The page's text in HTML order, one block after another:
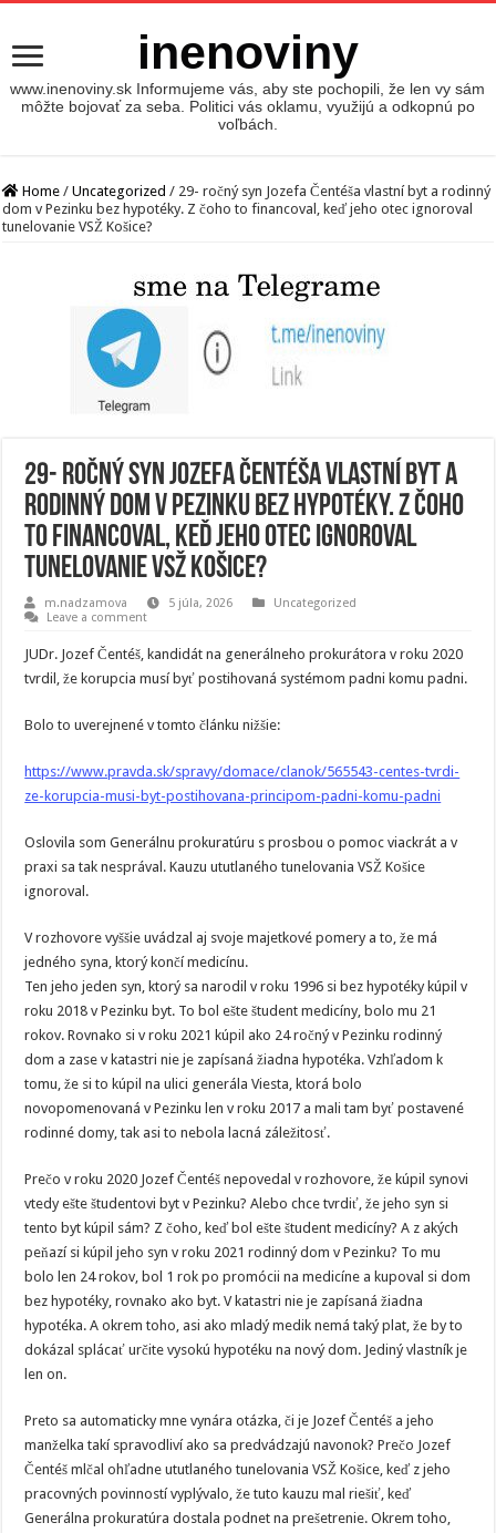
inenoviny
www.inenoviny.sk Informujeme vás, aby ste pochopili, že len vy sám
môžte bojovať za seba. Politici vás oklamu, využijú a odkopnú po
voľbách.
Home / Uncategorized / 29- ročný syn Jozefa Čentéša vlastní byt a rodinný
dom v Pezinku bez hypotéky. Z čoho to financoval, keď jeho otec ignoroval
tunelovanie VSŽ Košice?
29- ročný syn Jozefa Čentéša vlastní byt a
rodinný dom v Pezinku bez hypotéky. Z čoho
to financoval, keď jeho otec ignoroval
tunelovanie VSŽ Košice?
m.nadzamova 5 júla, 2026
Uncategorized
Leave a comment
JUDr. Jozef Čentéš, kandidát na generálneho prokurátora v roku 2020
tvrdil, že korupcia musí byť postihovaná systémom padni komu padni.
Bolo to uverejnené v tomto článku nižšie:
https://www.pravda.sk/spravy/domace/clanok/565543-centes-tvrdi-
ze-korupcia-musi-byt-postihovana-principom-padni-komu-padni
Oslovila som Generálnu prokuratúru s prosbou o pomoc viackrát a v
praxi sa tak nesprával. Kauzu ututlaného tunelovania VSŽ Košice
ignoroval.
V rozhovore vyššie uvádzal aj svoje majetkové pomery a to, že má
jedného syna, ktorý končí medicínu.
Ten jeho jeden syn, ktorý sa narodil v roku 1996 si bez hypotéky kúpil v
roku 2018 v Pezinku byt. To bol ešte študent medicíny, bolo mu 21
rokov. Rovnako si v roku 2021 kúpil ako 24 ročný v Pezinku rodinný
dom a zase v katastri nie je zapísaná žiadna hypotéka. Vzhľadom k
tomu, že si to kúpil na ulici generála Viesta, ktorá bolo
novopomenovaná v Pezinku len v roku 2017 a mali tam byť postavené
rodinné domy, tak asi to nebola lacná záležitosť.
Prečo v roku 2020 Jozef Čentéš nepovedal v rozhovore, že kúpil synovi
vtedy ešte študentovi byt v Pezinku? Alebo chce tvrdiť, že jeho syn si
tento byt kúpil sám? Z čoho, keď bol ešte študent medicíny? A z akých
peňazí si kúpil jeho syn v roku 2021 rodinný dom v Pezinku? To mu
bolo len 24 rokov, bol 1 rok po promócii na medicíne a kupoval si dom
bez hypotéky, rovnako ako byt. V katastri nie je zapísaná žiadna
hypotéka. A okrem toho, asi ako mladý medik nemá taký plat, že by to
dokázal splácať určite vysokú hypotéku na nový dom. Jediný vlastník je
len on.
Preto sa automaticky mne vynára otázka, či je Jozef Čentéš a jeho
manželka takí spravodliví ako sa predvádzajú navonok? Prečo Jozef
Čentéš mlčal ohľadne ututlaného tunelovania VSŽ Košice, keď z jeho
pracovných povinností vyplývalo, že tuto kauzu mal riešiť, keď
Generálna prokuratúra dostala podnet na prešetrenie. Okrem toho,